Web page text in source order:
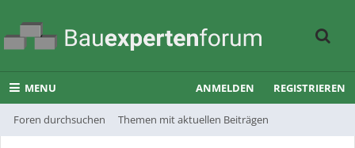
MENU
Foren durchsuchen Themen mit aktuellen Beiträgen
ANMELDEN REGISTRIEREN